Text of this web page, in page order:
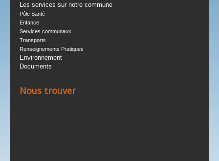
Les services sur notre commune
Pôle Santé
Enfance
Services communaux
Transports
Renseignements Pratiques
Environnement
Documents
Nous trouver